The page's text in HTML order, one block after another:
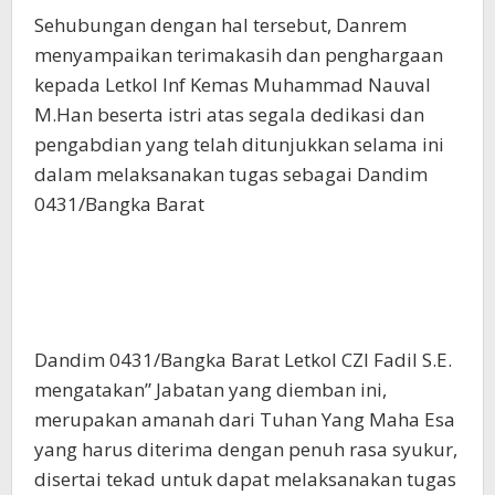
Sehubungan dengan hal tersebut, Danrem
menyampaikan terimakasih dan penghargaan
kepada Letkol Inf Kemas Muhammad Nauval
M.Han beserta istri atas segala dedikasi dan
pengabdian yang telah ditunjukkan selama ini
dalam melaksanakan tugas sebagai Dandim
0431/Bangka Barat
Dandim 0431/Bangka Barat Letkol CZI Fadil S.E.
mengatakan” Jabatan yang diemban ini,
merupakan amanah dari Tuhan Yang Maha Esa
yang harus diterima dengan penuh rasa syukur,
disertai tekad untuk dapat melaksanakan tugas